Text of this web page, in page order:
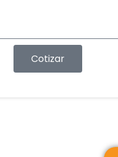
Cotizar